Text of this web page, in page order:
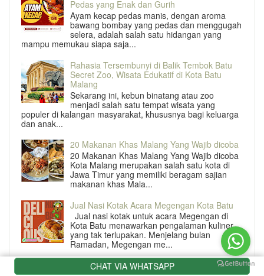
CHAT VIA WHATSAPP
Pedas yang Enak dan Gurih
Ayam kecap pedas manis, dengan aroma
bawang bombay yang pedas dan menggugah
selera, adalah salah satu hidangan yang
mampu memukau siapa saja...
Rahasia Tersembunyi di Balik Tembok Batu
Secret Zoo, Wisata Edukatif di Kota Batu
Malang
Sekarang ini, kebun binatang atau zoo
menjadi salah satu tempat wisata yang
populer di kalangan masyarakat, khususnya bagi keluarga
dan anak...
20 Makanan Khas Malang Yang Wajib dicoba
20 Makanan Khas Malang Yang Wajib dicoba
Kota Malang merupakan salah satu kota di
Jawa Timur yang memiliki beragam sajian
makanan khas Mala...
Jual Nasi Kotak Acara Megengan Kota Batu
Jual nasi kotak untuk acara Megengan di
Kota Batu menawarkan pengalaman kuliner
yang tak terlupakan. Menjelang bulan
Ramadan, Megengan me...
Rahasia Nikmat Nasi Kotak Wisata di Kota